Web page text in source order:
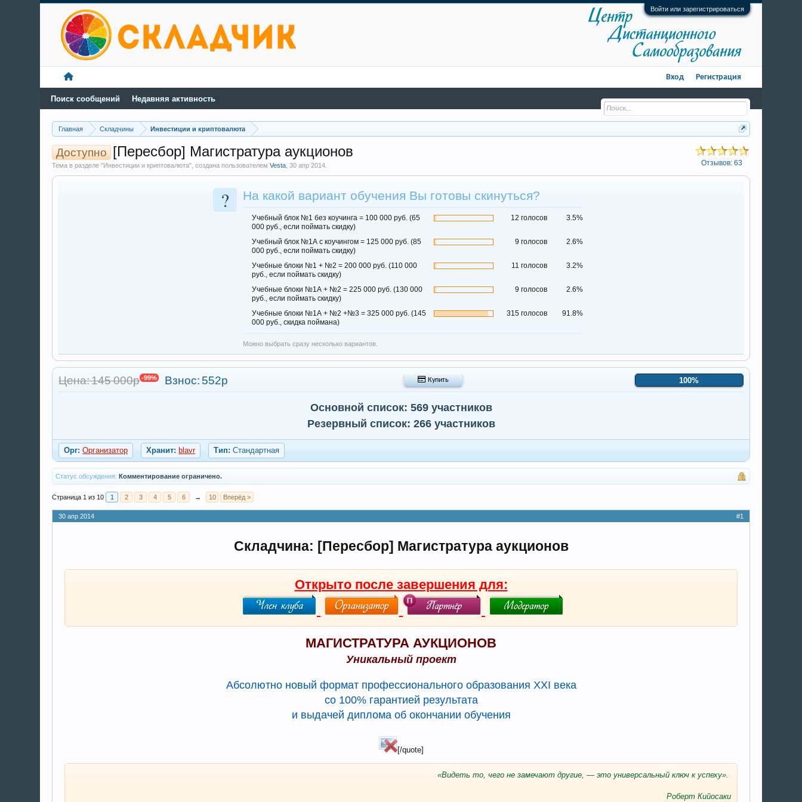
Войти или зарегистрироваться
Главная Складчины Инвестиции и криптовалюта
Отзывов:63
Доступно [Пересбор] Магистратура аукционов
Тема в разделе "Инвестиции и криптовалюта", создана пользователемVesta ,30 апр 2014
? На какой вариант обучения Вы готовы скинуться?
Учебный блок №1 без коучинга = 100 000 руб. (65
000 руб., если поймать скидку)
12 голосов 3.5%
Учебный блок №1А с коучингом = 125 000 руб. (85
000 руб., если поймать скидку)
9 голосов 2.6%
Учебные блоки №1 + №2 = 200 000 руб. (110 000
руб., если поймать скидку)
11 голосов 3.2%
Учебные блоки №1А + №2 = 225 000 руб. (130 000
руб., если поймать скидку)
9 голосов 2.6%
Учебные блоки №1А + №2 +№3 = 325 000 руб. (145
000 руб., скидка поймана)
315 голосов 91.8%
Можно выбрать сразу несколько вариантов.
Цена: 145 000р -99% Взнос: 552р 100%
 Купить
Основной список: 569 участников
Резервный список: 266 участников
Орг: Организатор Хранит: blavr Тип: Стандартная
Статус обсуждения: Комментирование ограничено.
Страница 1 из 10 1 2 3 4 5 6 → 10 Вперёд >
30 апр 2014 #1
Складчина: [Пересбор] Магистратура аукционов
Открыто после завершения для:
МАГИСТРАТУРА АУКЦИОНОВ
Уникальный проект
Абсолютно новый формат профессионального образования XXI века
со 100% гарантией результата
и выдачей диплома об окончании обучения
[/quote]​
«Видеть то, чего не замечают другие, — это универсальный ключ к успеху».
Роберт Кийосаки
Поиск сообщений Недавняя активность
Вход Регистрация